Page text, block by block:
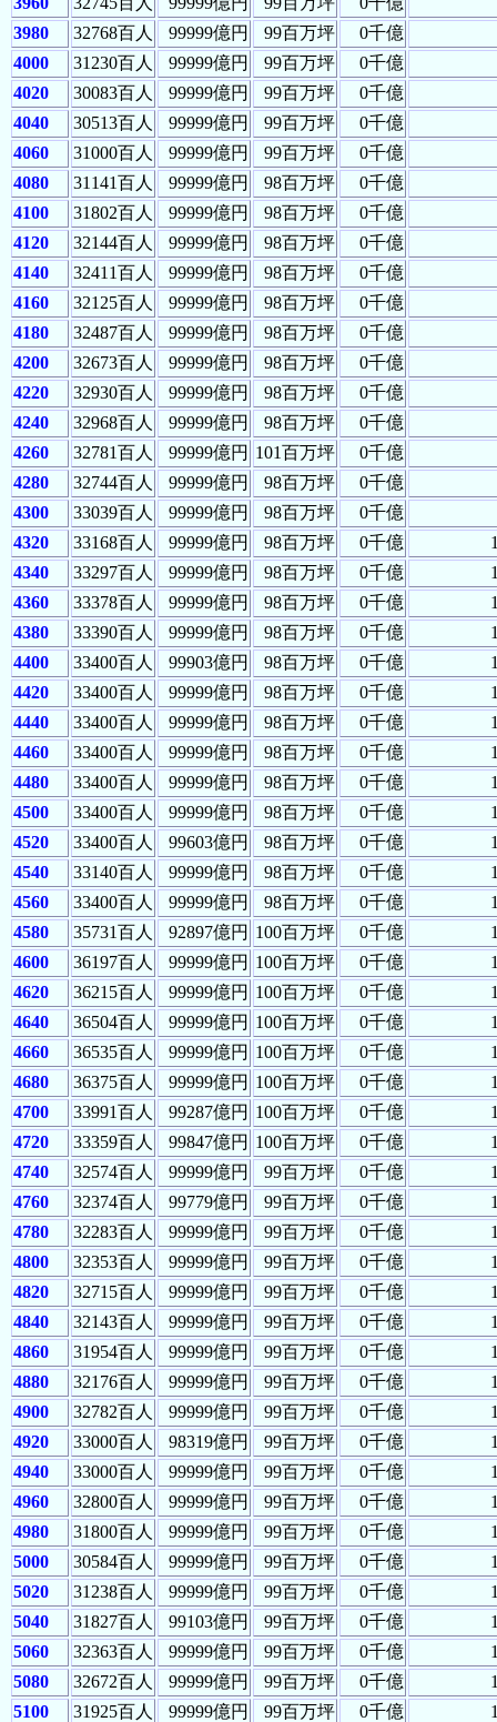
3980
32768百人 99999億円 99百万坪
0千億
4000
31230百人 99999億円 99百万坪
0千億
4020
30083百人 99999億円 99百万坪
0千億
4040
30513百人 99999億円 99百万坪
0千億
4060
31000百人 99999億円 99百万坪
0千億
4080
31141百人 99999億円 98百万坪
0千億
4100
31802百人 99999億円 98百万坪
0千億
4120
32144百人 99999億円 98百万坪
0千億
4140
32411百人 99999億円 98百万坪
0千億
4160
32125百人 99999億円 98百万坪
0千億
4180
32487百人 99999億円 98百万坪
0千億
4200
32673百人 99999億円 98百万坪
0千億
4220
32930百人 99999億円 98百万坪
0千億
4240
32968百人 99999億円 98百万坪
0千億
4260
32781百人 99999億円 101百万坪
0千億
4280
32744百人 99999億円 98百万坪
0千億
4300
33039百人 99999億円 98百万坪
0千億
4320
33168百人 99999億円 98百万坪 0千億
4340
33297百人 99999億円 98百万坪 0千億
4360
33378百人 99999億円 98百万坪 0千億
4380
33390百人 99999億円 98百万坪 0千億
4400
33400百人 99903億円 98百万坪 0千億
4420
33400百人 99999億円 98百万坪 0千億
4440
33400百人 99999億円 98百万坪 0千億
4460
33400百人 99999億円 98百万坪 0千億
4480
33400百人 99999億円 98百万坪 0千億
4500
33400百人 99999億円 98百万坪 0千億
4520
33400百人 99603億円 98百万坪 0千億
4540
33140百人 99999億円 98百万坪 0千億
4560
33400百人 99999億円 98百万坪 0千億
4580
35731百人 92897億円 100百万坪 0千億
4600
36197百人 99999億円 100百万坪 0千億
4620
36215百人 99999億円 100百万坪 0千億
4640
36504百人 99999億円 100百万坪 0千億
4660
36535百人 99999億円 100百万坪 0千億
4680
36375百人 99999億円 100百万坪 0千億
4700
33991百人 99287億円 100百万坪 0千億
4720
33359百人 99847億円 100百万坪 0千億
4740
32574百人 99999億円 99百万坪 0千億
4760
32374百人 99779億円 99百万坪 0千億
4780
32283百人 99999億円 99百万坪 0千億
4800
32353百人 99999億円 99百万坪 0千億
4820
32715百人 99999億円 99百万坪 0千億
4840
32143百人 99999億円 99百万坪 0千億
4860
31954百人 99999億円 99百万坪 0千億
4880
32176百人 99999億円 99百万坪 0千億
4900
32782百人 99999億円 99百万坪 0千億
4920
33000百人 98319億円 99百万坪 0千億
4940
33000百人 99999億円 99百万坪 0千億
4960
32800百人 99999億円 99百万坪 0千億
4980
31800百人 99999億円 99百万坪 0千億
5000
30584百人 99999億円 99百万坪 0千億
5020
31238百人 99999億円 99百万坪 0千億
5040
31827百人 99103億円 99百万坪 0千億
5060
32363百人 99999億円 99百万坪 0千億
5080
32672百人 99999億円 99百万坪 0千億
5100
31925百人 99999億円 99百万坪 0千億